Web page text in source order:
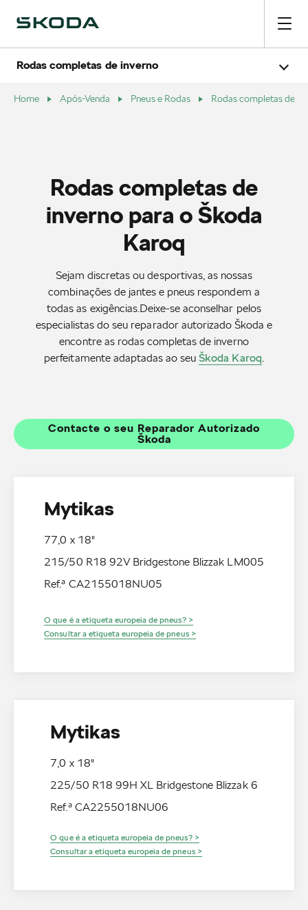
Škoda Scala
Škoda Kodiaq
Škoda Elroq
Škoda Kamiq
Škoda Enyaq
Rodas completas de inverno
Home Após-Venda Pneus e Rodas Rodas completas de
Rodas completas de
inverno para o Škoda
Karoq
Sejam discretas ou desportivas, as nossas
combinações de jantes e pneus respondem a
todas as exigências.Deixe-se aconselhar pelos
especialistas do seu reparador autorizado Škoda e
encontre as rodas completas de inverno
perfeitamente adaptadas ao seuŠkoda Karoq.
Contacte o seu Reparador Autorizado
Škoda
Mytikas
77,0 x 18"
215/50 R18 92V Bridgestone Blizzak LM005
Ref.ª CA2155018NU05
O que é a etiqueta europeia de pneus? >
Consultar a etiqueta europeia de pneus >
Mytikas
7,0 x 18"
225/50 R18 99H XL Bridgestone Blizzak 6
Ref.ª CA2255018NU06
O que é a etiqueta europeia de pneus? >
Consultar a etiqueta europeia de pneus >